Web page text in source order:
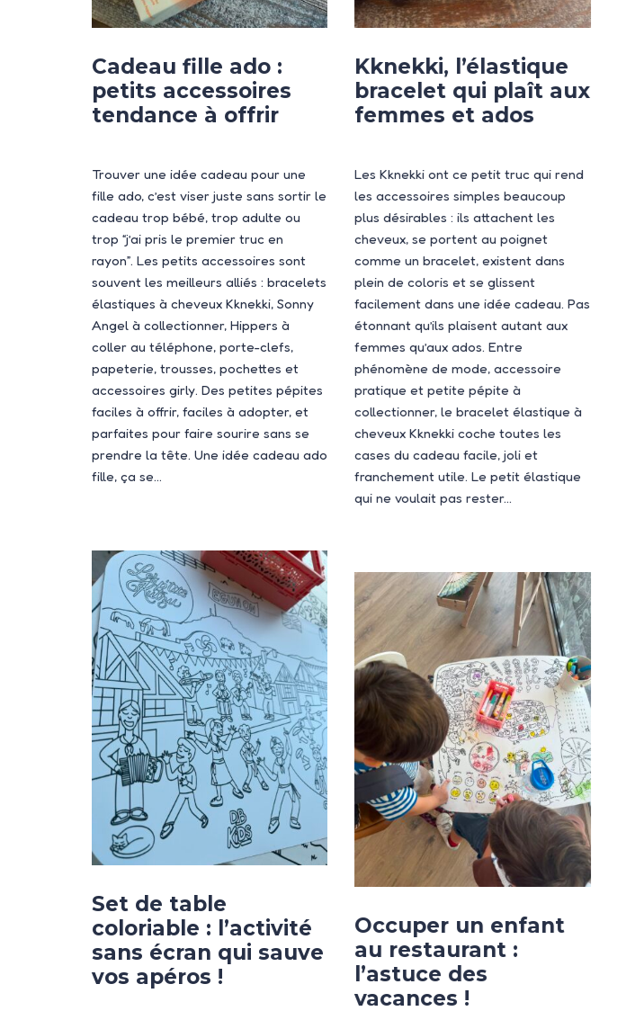
Cadeau fille ado :
petits accessoires
tendance à offrir
Trouver une idée cadeau pour une
fille ado, c’est viser juste sans sortir le
cadeau trop bébé, trop adulte ou
trop “j’ai pris le premier truc en
rayon”. Les petits accessoires sont
souvent les meilleurs alliés : bracelets
élastiques à cheveux Kknekki, Sonny
Angel à collectionner, Hippers à
coller au téléphone, porte-clefs,
papeterie, trousses, pochettes et
accessoires girly. Des petites pépites
faciles à offrir, faciles à adopter, et
parfaites pour faire sourire sans se
prendre la tête. Une idée cadeau ado
fille, ça se…
Kknekki, l’élastique
bracelet qui plaît aux
femmes et ados
Les Kknekki ont ce petit truc qui rend
les accessoires simples beaucoup
plus désirables : ils attachent les
cheveux, se portent au poignet
comme un bracelet, existent dans
plein de coloris et se glissent
facilement dans une idée cadeau. Pas
étonnant qu’ils plaisent autant aux
femmes qu’aux ados. Entre
phénomène de mode, accessoire
pratique et petite pépite à
collectionner, le bracelet élastique à
cheveux Kknekki coche toutes les
cases du cadeau facile, joli et
franchement utile. Le petit élastique
qui ne voulait pas rester…
Set de table
coloriable : l’activité
sans écran qui sauve
vos apéros !
Occuper un enfant
au restaurant :
l’astuce des
vacances !